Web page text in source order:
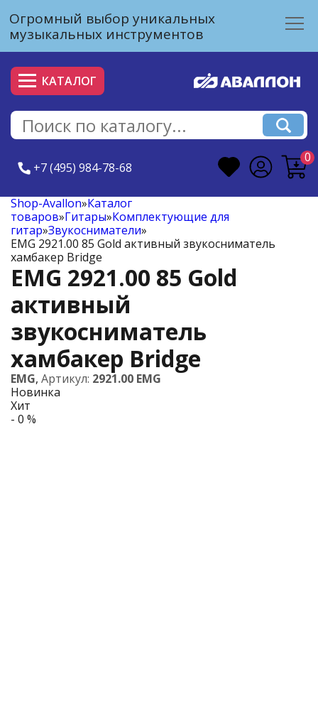
Огромный выбор уникальных
музыкальных инструментов
КАТАЛОГ
+7 (495) 984-78-68
0
Shop-Avallon»Каталог
товаров»Гитары»Комплектующие для
гитар»Звукосниматели»
EMG 2921.00 85 Gold активный звукосниматель
хамбакер Bridge
EMG 2921.00 85 Gold
активный
звукосниматель
хамбакер Bridge
EMG, Артикул: 2921.00 EMG
Новинка
Хит
- 0 %